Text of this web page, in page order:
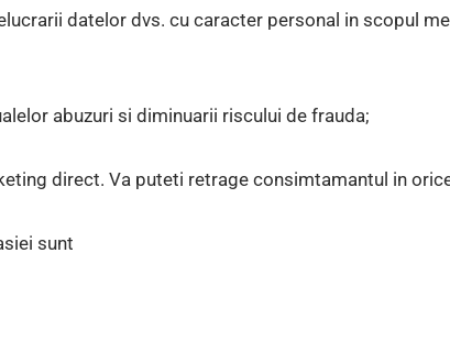
datelor dvs. cu caracter personal in scopul
abuzuri si diminuarii riscului de frauda;
direct. Va puteti retrage consimtamantul in
sunt